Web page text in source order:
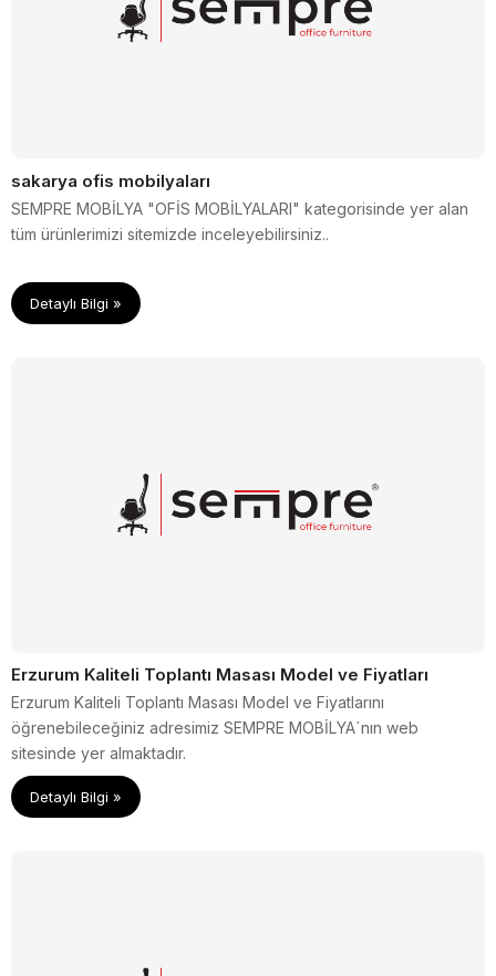
sakarya ofis mobilyaları
SEMPRE MOBİLYA "OFİS MOBİLYALARI" kategorisinde yer alan
tüm ürünlerimizi sitemizde inceleyebilirsiniz..
Detaylı Bilgi »
Erzurum Kaliteli Toplantı Masası Model ve Fiyatları
Erzurum Kaliteli Toplantı Masası Model ve Fiyatlarını
öğrenebileceğiniz adresimiz SEMPRE MOBİLYA´nın web
sitesinde yer almaktadır.
Detaylı Bilgi »